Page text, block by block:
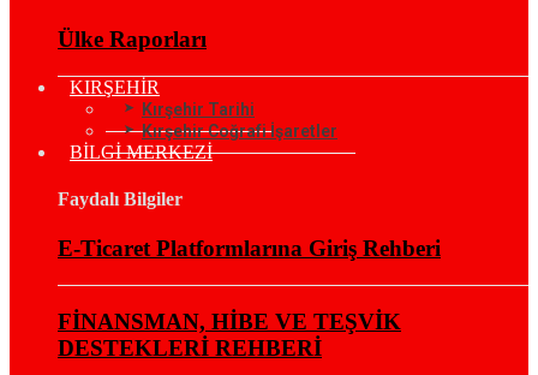
Ülke Raporları
KIRŞEHİR
Kırşehir Tarihi
Kırşehir Coğrafi İşaretler
BİLGİ MERKEZİ
Faydalı Bilgiler
E-Ticaret Platformlarına Giriş Rehberi
FİNANSMAN, HİBE VE TEŞVİK
DESTEKLERİ REHBERİ